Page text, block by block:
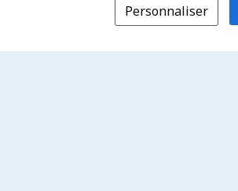
Personnaliser